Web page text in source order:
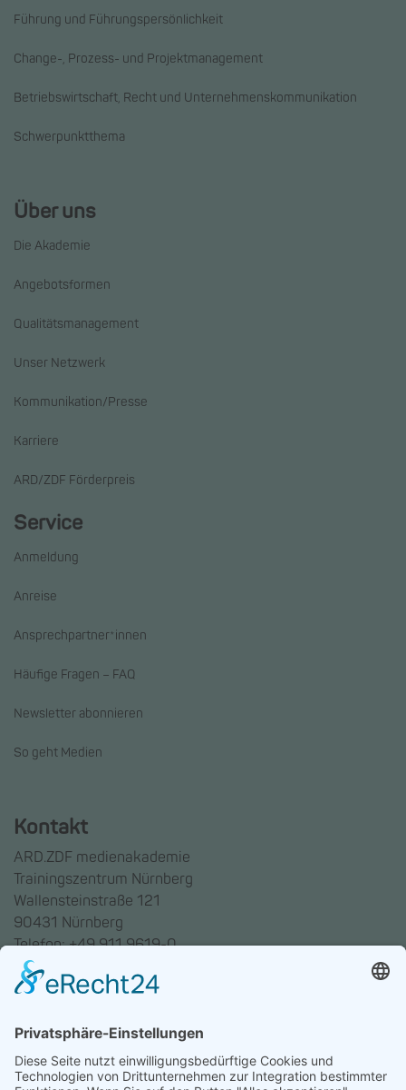
Führung und Führungspersönlichkeit
Change-, Prozess- und Projektmanagement
Betriebswirtschaft, Recht und Unternehmenskommunikation
Schwerpunktthema
Über uns
Die Akademie
Angebotsformen
Qualitätsmanagement
Unser Netzwerk
Kommunikation/Presse
Karriere
ARD/ZDF Förderpreis
Service
Anmeldung
Anreise
Ansprechpartner*innen
Häufige Fragen – FAQ
Newsletter abonnieren
So geht Medien
Kontakt
ARD.ZDF medienakademie
Trainingszentrum Nürnberg
Wallensteinstraße 121
90431 Nürnberg
Telefon: +49 911 9619-0
Trainingszentrum Hannover
30169 Hannover
Telefon: +49 511 123598-531